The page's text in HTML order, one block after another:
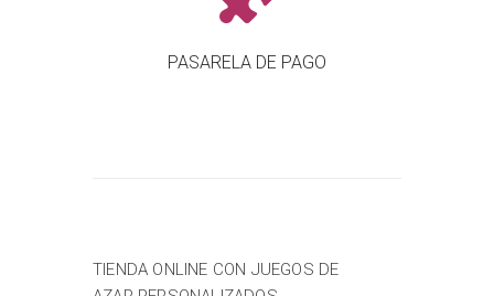
PASARELA DE PAGO
TIENDA ONLINE CON JUEGOS DE